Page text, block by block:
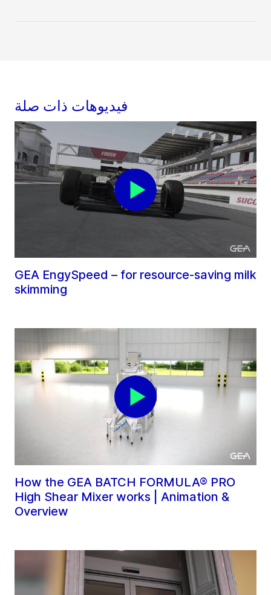
فيديوهات ذات صلة
GEA EngySpeed – for resource-saving milk
skimming
How the GEA BATCH FORMULA® PRO
High Shear Mixer works | Animation &
Overview